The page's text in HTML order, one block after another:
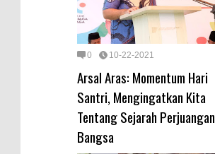
0 10-22-2021
Arsal Aras: Momentum Hari
Santri, Mengingatkan Kita
Tentang Sejarah Perjuangan
Bangsa